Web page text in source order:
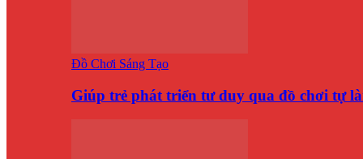
Đồ Chơi Sáng Tạo
Giúp trẻ phát triển tư duy qua đồ chơi tự